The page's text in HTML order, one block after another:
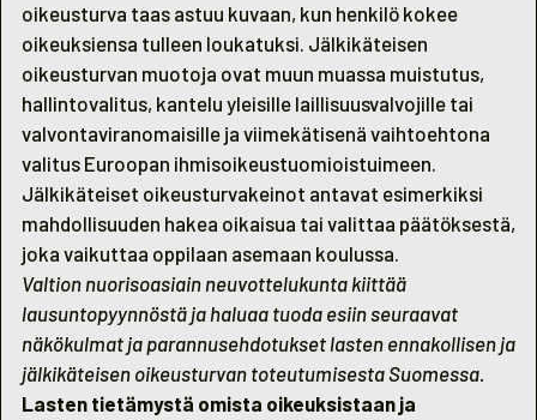
oikeusturva taas astuu kuvaan, kun henkilö kokee
oikeuksiensa tulleen loukatuksi. Jälkikäteisen
oikeusturvan muotoja ovat muun muassa muistutus,
hallintovalitus, kantelu yleisille laillisuusvalvojille tai
valvontaviranomaisille ja viimekätisenä vaihtoehtona
valitus Euroopan ihmisoikeustuomioistuimeen.
Jälkikäteiset oikeusturvakeinot antavat esimerkiksi
mahdollisuuden hakea oikaisua tai valittaa päätöksestä,
joka vaikuttaa oppilaan asemaan koulussa.
Valtion nuorisoasiain neuvottelukunta kiittää
lausuntopyynnöstä ja haluaa tuoda esiin seuraavat
näkökulmat ja parannusehdotukset lasten ennakollisen ja
jälkikäteisen oikeusturvan toteutumisesta Suomessa.
Lasten tietämystä omista oikeuksistaan ja